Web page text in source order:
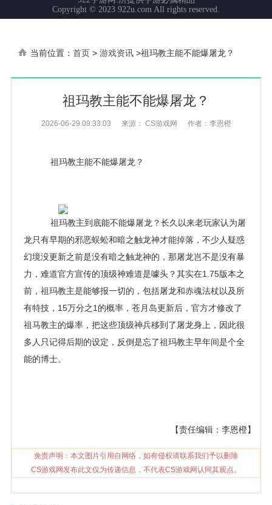
当前位置： 首页 > 游戏资讯 >祖玛教主能不能爆屠龙？
祖玛教主能不能爆屠龙？
2026-06-29 09:33:03 来源： CS游戏网 作者：李恩橙
祖玛教主能不能爆屠龙？
祖玛教主到底能不能爆屠龙？长久以来老玩家认为屠
龙只有早期的邪恶蜈蚣和暗之触龙神才能掉落，不少人疑惑
幻境没更新之前是没有暗之触龙神的，那屠龙岂不是没有暴
力，难道官方宣传的顶级神难道是噱头？其实在1.75版本之
前，祖玛教主是能够报一切的，包括屠龙和赤魂法杖以及所
有特技，15万分之1的概率，苍月岛更新后，官方才修改了
祖马教主的爆率，把这些顶级神兵移到了屠龙身上，因此很
多人只记得后期的设定，反倒是忘了祖玛教主早年间是个全
能的博士。
【责任编辑：李恩橙】
免责声明：本文图片引用自网络，如有侵权请联系我们予以删除
CS游戏网发布此文仅为传递信息，不代表CS游戏网认同其观点。